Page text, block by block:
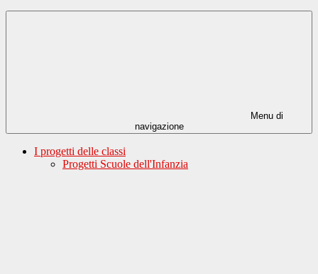
Menu di
navigazione
I progetti delle classi
Progetti Scuole dell'Infanzia